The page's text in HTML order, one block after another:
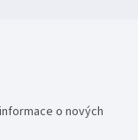
o nových